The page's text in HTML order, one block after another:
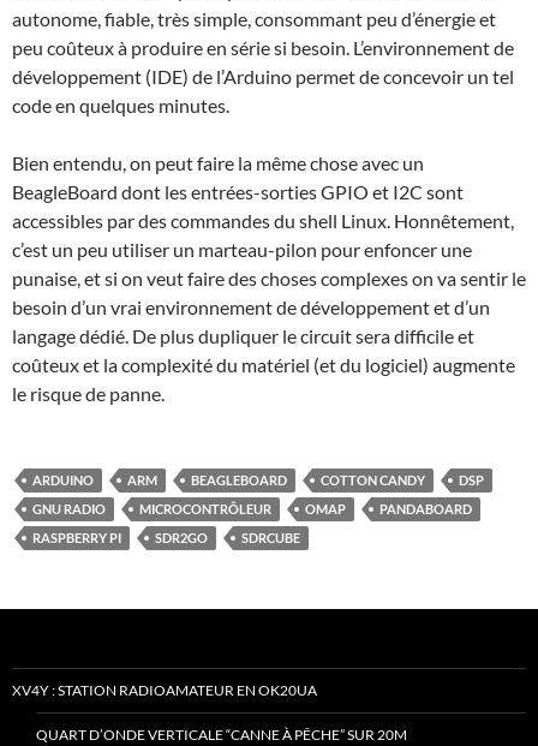
autonome, fiable, très simple, consommant peu d’énergie et
peu coûteux à produire en série si besoin. L’environnement de
développement (IDE) de l’Arduino permet de concevoir un tel
code en quelques minutes.
Bien entendu, on peut faire la même chose avec un
BeagleBoard dont les entrées-sorties GPIO et I2C sont
accessibles par des commandes du shell Linux. Honnêtement,
c’est un peu utiliser un marteau-pilon pour enfoncer une
punaise, et si on veut faire des choses complexes on va sentir le
besoin d’un vrai environnement de développement et d’un
langage dédié. De plus dupliquer le circuit sera difficile et
coûteux et la complexité du matériel (et du logiciel) augmente
le risque de panne.
ARDUINO ARM BEAGLEBOARD COTTON CANDY
DSP
GNU RADIO
MICROCONTRÔLEUR OMAP
PANDABOARD
RASPBERRY PI
SDR2GO SDRCUBE
XV4Y : STATION RADIOAMATEUR EN OK20UA
QUART D’ONDE VERTICALE “CANNE À PÊCHE” SUR 20M